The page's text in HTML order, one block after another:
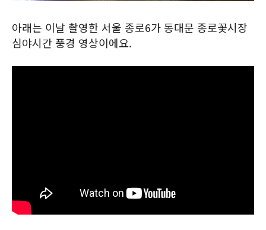
아래는 이날 촬영한 서울 종로6가 동대문 종로꽃시장
심야시간 풍경 영상이에요.